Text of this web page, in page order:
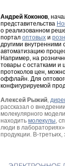
Андрей Коконов,
представительства
о реализованном
портал оптовых и
другими внутренними
автоматизацию
Например, на
товары с остатками и
протоколов цен,
оффлайн. Для
конфигурируемой
Алексей Рыжий,
рассказал о
молекулярного
находить молекулы,
люди в
продукции. В-